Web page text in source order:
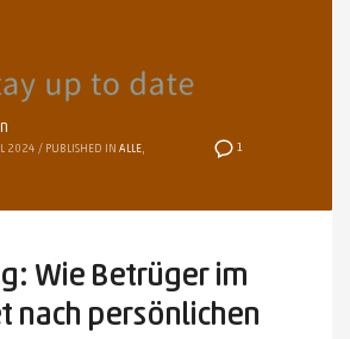
1
2024 / PUBLISHED IN ALLE,
Wie Betrüger im
nach persönlichen